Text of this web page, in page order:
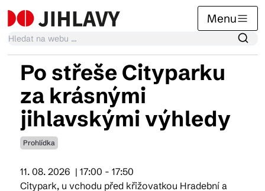
Menu
Kalendář akcí
Tradiční akce
Články
Po střeše Cityparku
za krásnými
jihlavskými výhledy
Prohlídka
11. 08. 2026 | 17:00 - 17:50
Citypark, u vchodu před křižovatkou Hradební a